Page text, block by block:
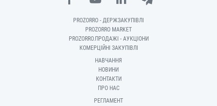
PROZORRO - ДЕРЖЗАКУПІВЛІ
PROZORRO MARKET
PROZORRO.ПРОДАЖІ - АУКЦІОНИ
КОМЕРЦІЙНІ ЗАКУПІВЛІ
НАВЧАННЯ
НОВИНИ
КОНТАКТИ
ПРО НАС
РЕГЛАМЕНТ